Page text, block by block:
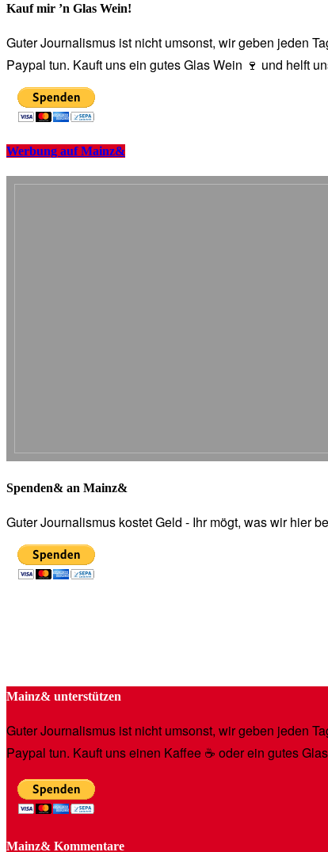
Kauf mir ’n Glas Wein!
Guter Journalismus ist nicht umsonst, wir geben jeden
Paypal tun. Kauft uns ein gutes Glas Wein 🍷 und helft
Werbung auf Mainz&
Spenden& an Mainz&
Guter Journalismus kostet Geld - Ihr mögt, was wir hier
Mainz& unterstützen
Guter Journalismus ist nicht umsonst, wir geben jeden
Paypal tun. Kauft uns einen Kaffee ☕️ oder ein gutes
Mainz& Kommentare